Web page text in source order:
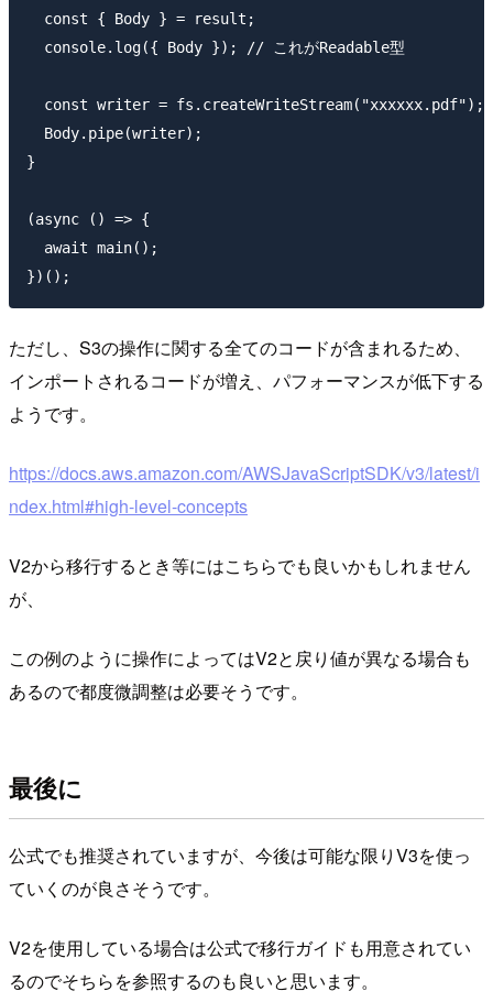
  const { Body } = result;
  console.log({ Body }); // これがReadable型
  const writer = fs.createWriteStream("xxxxxx.pdf");
  Body.pipe(writer);
}
(async () => {
  await main();
ただし、S3の操作に関する全てのコードが含まれるため、
インポートされるコードが増え、パフォーマンスが低下する
ようです。
https://docs.aws.amazon.com/AWSJavaScriptSDK/v3/latest/i
ndex.html#high-level-concepts
V2から移行するとき等にはこちらでも良いかもしれません
が、
この例のように操作によってはV2と戻り値が異なる場合も
あるので都度微調整は必要そうです。
最後に
公式でも推奨されていますが、今後は可能な限りV3を使っ
ていくのが良さそうです。
V2を使用している場合は公式で移行ガイドも用意されてい
るのでそちらを参照するのも良いと思います。